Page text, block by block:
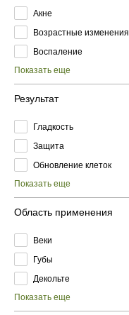
Акне
Возрастные изменения
Воспаление
Показать еще
Результат
Гладкость
Защита
Обновление клеток
Показать еще
Область применения
Веки
Губы
Декольте
Показать еще